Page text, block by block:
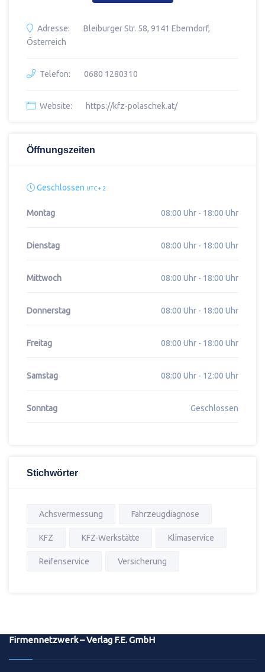
Adresse:
Bleiburger Str. 58, 9141 Eberndorf,
Österreich
Telefon: 0680 1280310
Website: https://kfz-polaschek.at/
Öffnungszeiten
Geschlossen UTC + 2
Montag 08:00 Uhr - 18:00 Uhr
Dienstag 08:00 Uhr - 18:00 Uhr
Mittwoch 08:00 Uhr - 18:00 Uhr
Donnerstag 08:00 Uhr - 18:00 Uhr
Freitag 08:00 Uhr - 18:00 Uhr
Samstag 08:00 Uhr - 12:00 Uhr
Sonntag Geschlossen
Stichwörter
Achsvermessung Fahrzeugdiagnose
KFZ KFZ-Werkstätte Klimaservice
Reifenservice Versicherung
Firmennetzwerk – Verlag F.E. GmbH